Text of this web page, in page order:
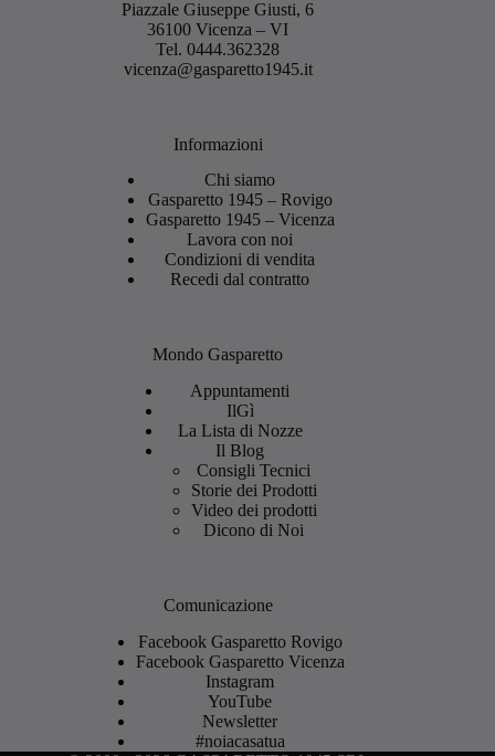
Piazzale Giuseppe Giusti, 6
36100 Vicenza – VI
Tel.0444.362328
vicenza@gasparetto1945.it
Informazioni
Chi siamo
Gasparetto 1945 – Rovigo
Gasparetto 1945 – Vicenza
Lavora con noi
Condizioni di vendita
Recedi dal contratto
Mondo Gasparetto
Appuntamenti
IlGì
La Lista di Nozze
Il Blog
Consigli Tecnici
Storie dei Prodotti
Video dei prodotti
Dicono di Noi
Comunicazione
Facebook Gasparetto Rovigo
Facebook Gasparetto Vicenza
Instagram
YouTube
Newsletter
#noiacasatua